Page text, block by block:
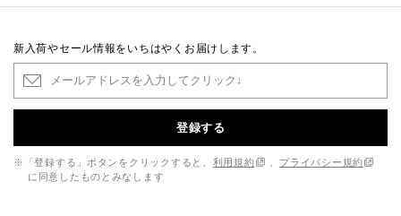
新入荷やセール情報をいちはやくお届けします。
登録する
※「登録する」ボタンをクリックすると、 利用規約
プライバシー規約
に同意したものとみなします